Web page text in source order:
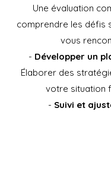
Une évaluation
comprendre les défis
vous
- Développer un
Élaborer des
votre situation
- Suivi et